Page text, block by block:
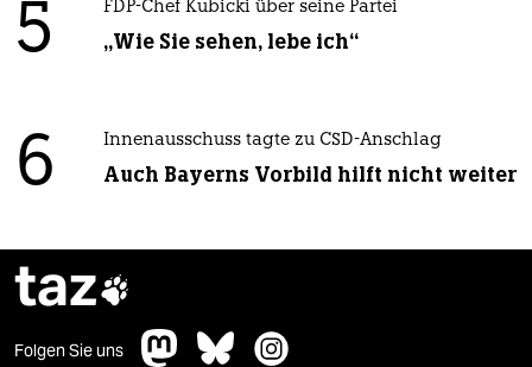
5 FDP-Chef Kubicki über seine Partei
„Wie Sie sehen, lebe ich“
6 Innenausschuss tagte zu CSD-Anschlag
Auch Bayerns Vorbild hilft nicht weiter
taz
Folgen Sie uns